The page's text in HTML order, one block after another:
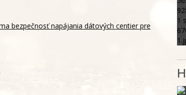
bezpečnosť napájania dátových centier pre